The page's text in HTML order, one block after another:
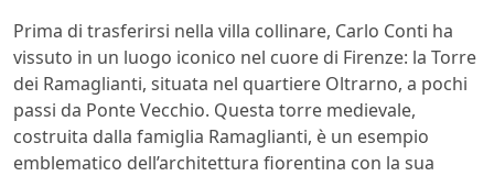
Prima di trasferirsi nella villa collinare, Carlo Conti ha
vissuto in un luogo iconico nel cuore di Firenze: la Torre
dei Ramaglianti, situata nel quartiere Oltrarno, a pochi
passi da Ponte Vecchio. Questa torre medievale,
costruita dalla famiglia Ramaglianti, è un esempio
emblematico dell’architettura fiorentina con la sua